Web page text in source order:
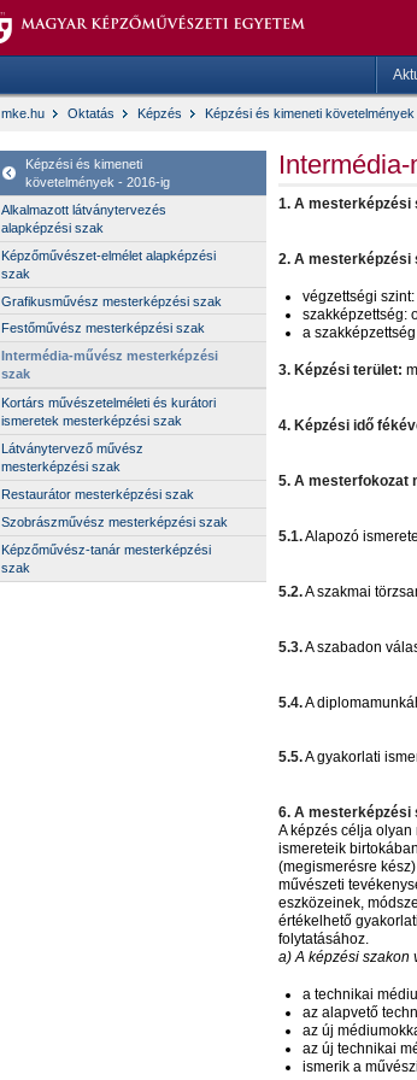
mke.hu Oktatás Képzés Képzési és kimeneti
Képzési és kimeneti
követelmények - 2016-ig
Alkalmazott látványtervezés
alapképzési szak
Képzőművészet-elmélet alapképzési
szak
Grafikusművész mesterképzési szak
Festőművész mesterképzési szak
Intermédia-művész mesterképzési
szak
Kortárs művészetelméleti és kurátori
ismeretek mesterképzési szak
Látványtervező művész
mesterképzési szak
Restaurátor mesterképzési szak
Szobrászművész mesterképzési szak
Képzőművész-tanár mesterképzési
szak
1. A mesterképzési
2. A mesterképzési
végzettségi
szakképzettség:
a
3. Képzési terület:
4. Képzési idő
5. A mesterfokozat
5.1.Alapozó
5.2.A szakmai
5.3.A szabadon
5.4.A
5.5.A gyakorlati
6. A mesterképzési
A képzés célja
ismereteik
(megismerésre
művészeti
eszközeinek,
értékelhető
folytatásához.
a) A képzési szakon
a technikai
az alapvető
az új
az új technikai
ismerik a